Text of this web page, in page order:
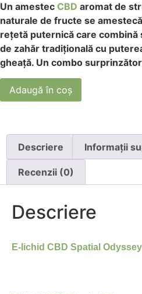
Un amestec CBD aromat de
naturale de fructe se
rețetă puternică care combină
de zahăr tradițională cu
gheață. Un combo
Adaugă în coș
Descriere Informații
Recenzii (0)
Descriere
E-lichid CBD Spatial